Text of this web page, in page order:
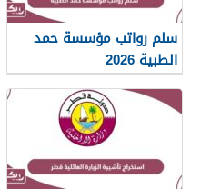
سلم رواتب مؤسسة حمد
الطبية 2026